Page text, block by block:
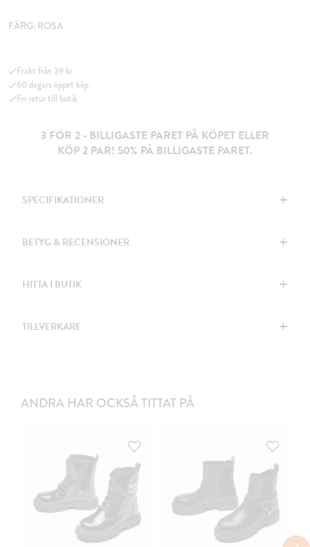
FÄRG: ROSA
Frakt från 39 kr
60 dagars öppet köp
Fri retur till butik
3 FÖR 2 - BILLIGASTE PARET PÅ KÖPET ELLER
KÖP 2 PAR! 50% PÅ BILLIGASTE PARET.
SPECIFIKATIONER +
BETYG & RECENSIONER +
HITTA I BUTIK +
TILLVERKARE +
ANDRA HAR OCKSÅ TITTAT PÅ